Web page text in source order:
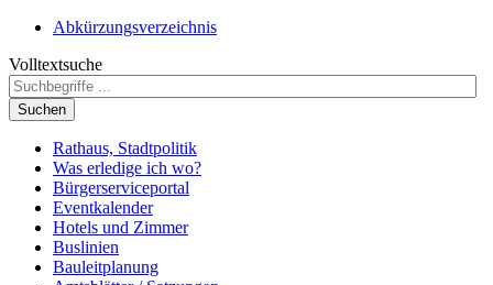
Abkürzungsverzeichnis
Volltextsuche
Suchen
Rathaus, Stadtpolitik
Was erledige ich wo?
Bürgerserviceportal
Eventkalender
Hotels und Zimmer
Buslinien
Bauleitplanung